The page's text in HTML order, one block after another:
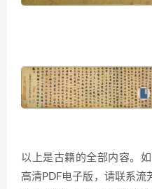
以上是古籍的全部内容。
高清PDF电子版，请联系